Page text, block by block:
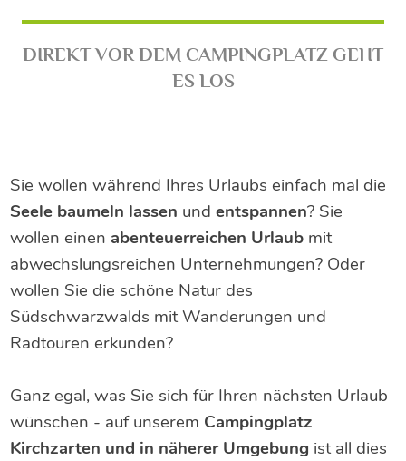
DIREKT VOR DEM CAMPINGPLATZ GEHT
ES LOS
Sie wollen während Ihres Urlaubs einfach mal die
Seele baumeln lassen undentspannen? Sie
wollen einen abenteuerreichen Urlaub mit
abwechslungsreichen Unternehmungen? Oder
wollen Sie die schöne Natur des
Südschwarzwalds mit Wanderungen und
Radtouren erkunden?
Ganz egal, was Sie sich für Ihren nächsten Urlaub
wünschen - auf unserem Campingplatz
Kirchzarten und in näherer Umgebung ist all dies